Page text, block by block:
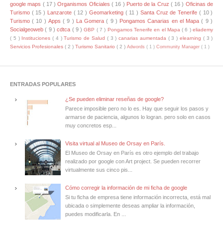
google maps ( 17 )Organismos Oficiales ( 16 ) Puerto de la Cruz ( 16 ) Oficinas de
Turismo ( 15 ) Lanzarote ( 12 ) Geomarketing ( 11 ) Santa Cruz de Tenerife ( 10 )
Turismo( 10 ) Apps( 9 ) La Gomera( 9 ) Pongamos Canarias en el Mapa( 9 )
Socialgeoweb( 9 )cdtca ( 9 )GBP ( 7 ) Pongamos Tenerife en el Mapa( 6 )eliademy
( 5 ) Instituciones( 4 )Turismo de Salud ( 3 )canarias aumentada ( 3 ) elearning ( 3 )
Servicios Profesionales ( 2 ) Turismo Sanitario ( 2 ) Adwords ( 1 ) Community Manager ( 1 )
ENTRADAS POPULARES
¿Se pueden eliminar reseñas de google?
Parece imposible pero no lo es. Hay que seguir los pasos y
armarse de paciencia, algunos lo logran. pero solo en casos
muy concretos esp...
Visita virtual al Museo de Orsay en París.
El Museo de Orsay en París es otro ejemplo del trabajo
realizado por google con Art project. Se pueden recorrer
virtualmente sus cinco pis...
Cómo corregir la información de mi ficha de google
Si tu ficha de empresa tiene información incorrecta, está mal
ubicada o simplemente deseas ampliar la información,
puedes modificarla. En ...